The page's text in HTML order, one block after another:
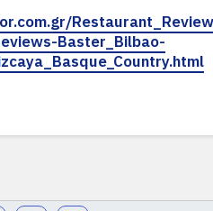
Baster_Bilbao-